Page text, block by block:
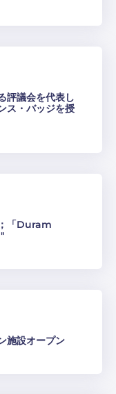
評議会を代表し
ス・バッジを授
「Duram
施設オープン